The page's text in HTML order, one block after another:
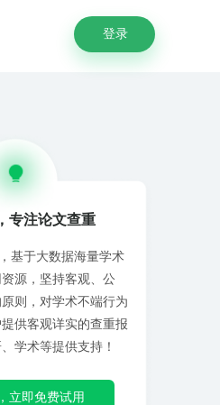
登录
专注论文查重
基于大数据海量学术
源，坚持客观、公
则，对学术不端行为
供客观详实的查重报
学术等提供支持！
立即免费试用